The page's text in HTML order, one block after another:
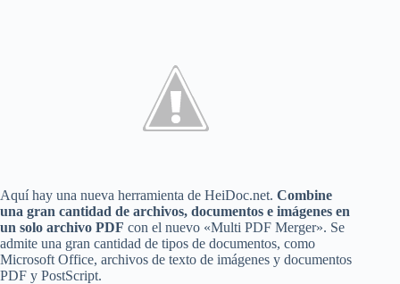
Aquí hay una nueva herramienta de HeiDoc.net. Combine
una gran cantidad de archivos, documentos e imágenes en
un solo archivo PDF con el nuevo «Multi PDF Merger». Se
admite una gran cantidad de tipos de documentos, como
Microsoft Office, archivos de texto de imágenes y documentos
PDF y PostScript.